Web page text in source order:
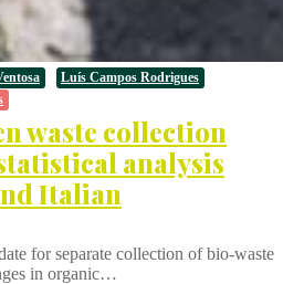
Luís Campos Rodrigues
waste collection
analysis
Italian
for separate collection of bio-waste
in organic…